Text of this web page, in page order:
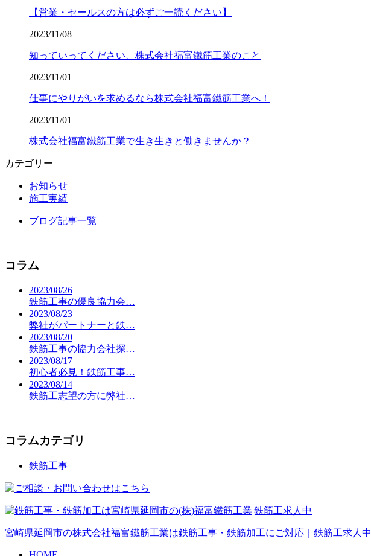
【営業・セールスの方は必ずご一読ください】
2023/11/08
知っていってください、株式会社福富鐵筋工業のこと
2023/11/01
仕事にやりがいを求めるなら株式会社福富鐵筋工業へ！
2023/11/01
株式会社福富鐵筋工業で生き生きと働きませんか？
カテゴリー
お知らせ
施工実績
ブログ記事一覧
コラム
2023/08/26
鉄筋工事の優良協力会…
2023/08/23
弊社がパートナーと鉄…
2023/08/20
鉄筋工事の協力会社探…
2023/08/17
初心者必見！鉄筋工事…
2023/08/14
鉄筋工志望の方に弊社…
コラムカテゴリ
鉄筋工事
宮崎県延岡市の株式会社福富鐵筋工業は鉄筋工事・鉄筋加工にご対応｜鉄筋工求人中